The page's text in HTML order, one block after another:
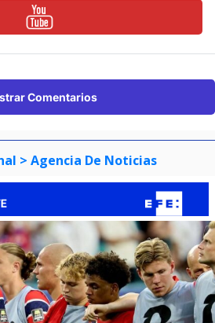
Comentarios
> Agencia De Noticias